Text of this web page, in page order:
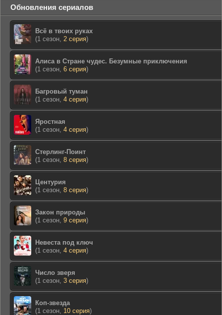
Обновления сериалов
Всё в твоих руках
(1 сезон, 2 серия)
Алиса в Стране чудес. Безумные приключения
(1 сезон, 6 серия)
Багровый туман
(1 сезон, 4 серия)
Яростная
(1 сезон, 4 серия)
Стерлинг-Поинт
(1 сезон, 8 серия)
Центурия
(1 сезон, 8 серия)
Закон природы
(1 сезон, 9 серия)
Невеста под ключ
(1 сезон, 4 серия)
Число зверя
(1 сезон, 3 серия)
Коп-звезда
(1 сезон, 10 серия)